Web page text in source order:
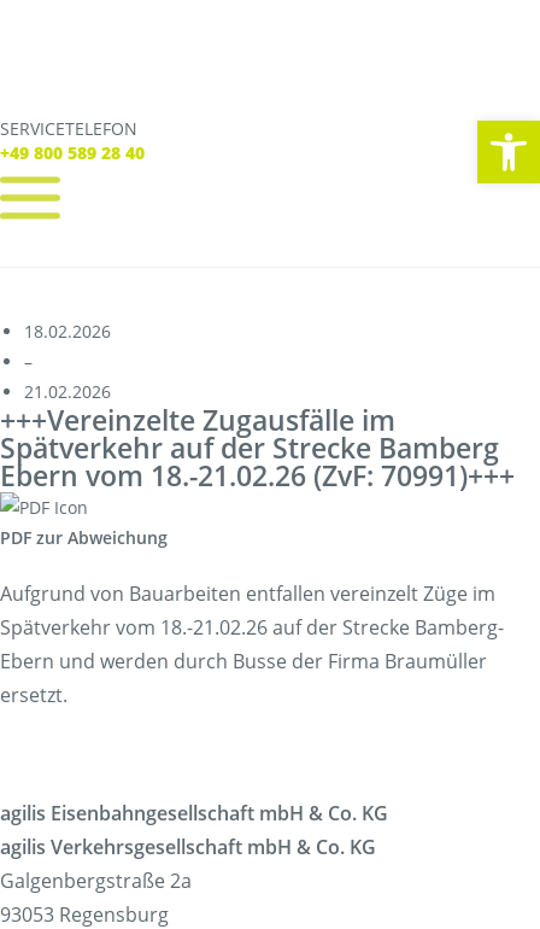
SERVICETELEFON
+49 800 589 28 40
SERVICE TELEFON
+49 800 589 28 40
Verbindungen
Fahrpläne
Abweichungen
Live Verbindungscheck
Korridorsanierung
Tickets
Verkaufsstellen & Automaten
Deutschlandticket
Freizeit
Gruppenreise
Service
Bestellung Infomaterial
Interaktive Karte
18.02.2026
–
21.02.2026
+++Vereinzelte Zugausfälle im
Spätverkehr auf der Strecke Bamberg
Ebern vom 18.-21.02.26 (ZvF: 70991)+++
PDF zur Abweichung
Aufgrund von Bauarbeiten entfallen vereinzelt Züge im
Spätverkehr vom 18.-21.02.26 auf der Strecke Bamberg-
Ebern und werden durch Busse der Firma Braumüller
ersetzt.
agilis Eisenbahngesellschaft mbH & Co. KG
agilis Verkehrsgesellschaft mbH & Co. KG
Galgenbergstraße 2a
93053 Regensburg